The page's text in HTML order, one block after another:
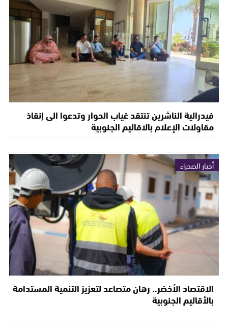
فيدرالية الناشرين تنتقد غياب الحوار وتدعوا الى إنقاذ
مقاولات الإعلام بالاقاليم الجنوبية
أخبار الصحراء
الاقتصاد الأخضر.. رهان متصاعد لتعزيز التنمية المستدامة
بالأقاليم الجنوبية